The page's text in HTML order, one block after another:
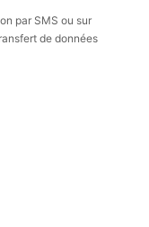
par SMS ou sur
de données